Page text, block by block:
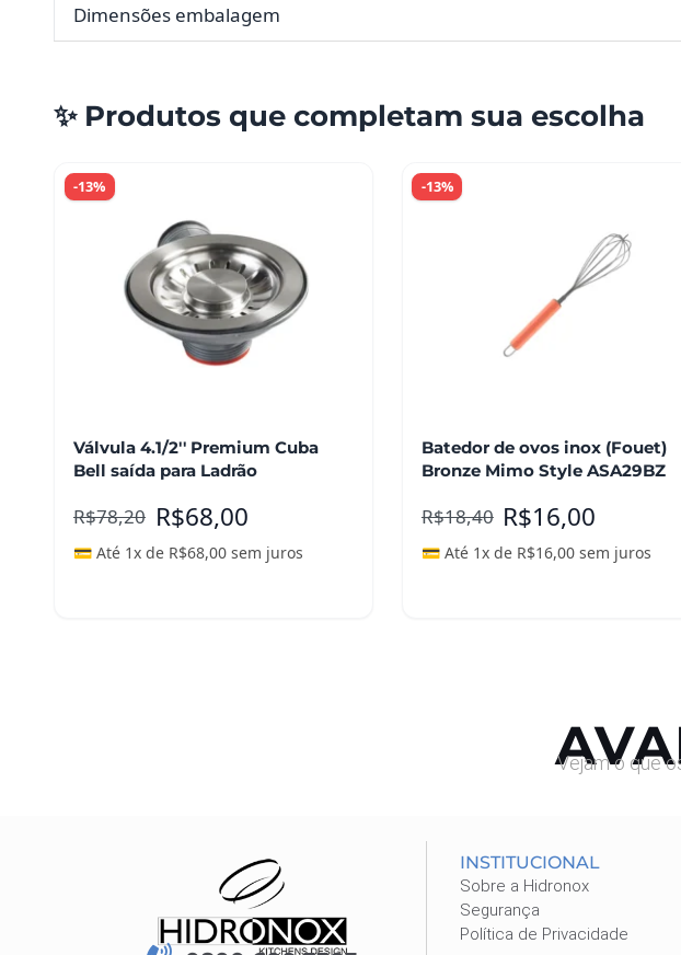
Dimensões embalagem
✨ Produtos que completam sua escolha
-13%
Válvula 4.1/2'' Premium Cuba
Bell saída para Ladrão
R$78,20 R$68,00
💳 Até 1x de R$68,00 sem juros
-13%
Batedor de ovos inox (Fouet)
Bronze Mimo Style ASA29BZ
R$18,40 R$16,00
💳 Até 1x de R$16,00sem juros
Vejam o que
INSTITUCIONAL
Sobre a Hidronox
Segurança
Política de Privacidade